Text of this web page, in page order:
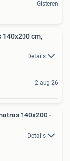
Gisteren
140x200 cm,
Details
2 aug 26
140x200 -
Details